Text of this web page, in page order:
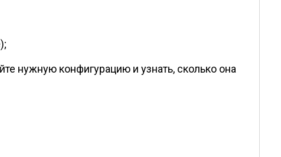
нужную конфигурацию и узнать, сколько она